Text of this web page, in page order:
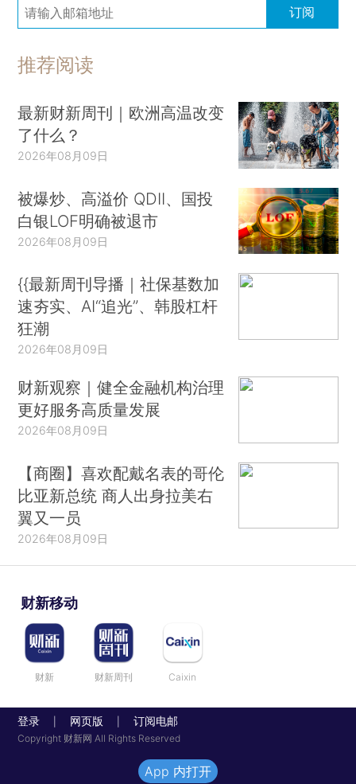
订阅
推荐阅读
最新财新周刊｜欧洲高温改变
了什么？
2026年08月09日
被爆炒、高溢价 QDII、国投
白银LOF明确被退市
2026年08月09日
{{最新周刊导播｜社保基数加
速夯实、AI“追光”、韩股杠杆
狂潮
2026年08月09日
财新观察｜健全金融机构治理
更好服务高质量发展
2026年08月09日
【商圈】喜欢配戴名表的哥伦
比亚新总统 商人出身拉美右
翼又一员
2026年08月09日
财新移动
财新 财新周刊 Caixin
登录 网页版 订阅电邮
Copyright 财新网 All Rights Reserved
App 内打开